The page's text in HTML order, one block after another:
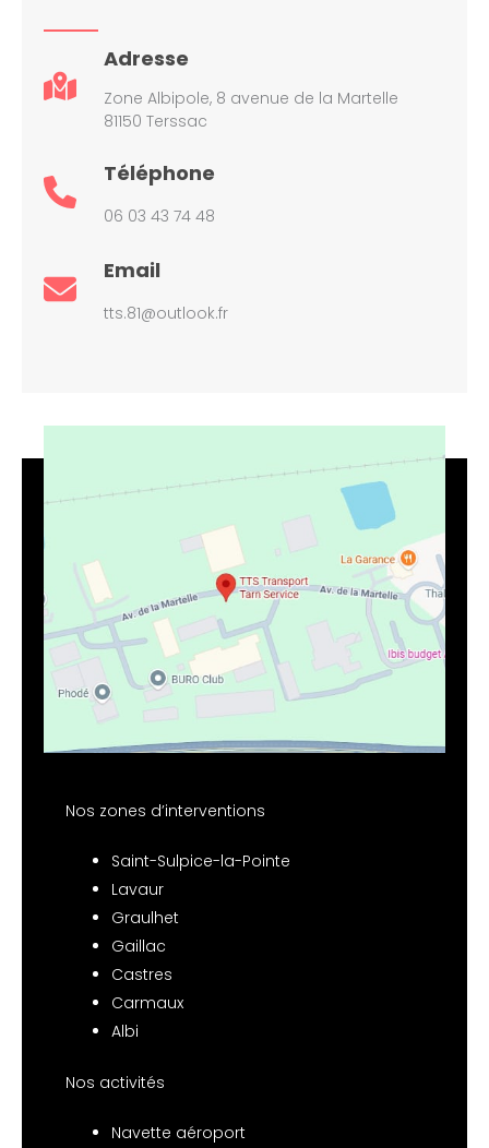
Adresse
Zone Albipole, 8 avenue de la Martelle
81150 Terssac
Téléphone
06 03 43 74 48
Email
tts.81@outlook.fr
Nos zones d’interventions
Saint-Sulpice-la-Pointe
Lavaur
Graulhet
Gaillac
Castres
Carmaux
Albi
Nos activités
Navette aéroport